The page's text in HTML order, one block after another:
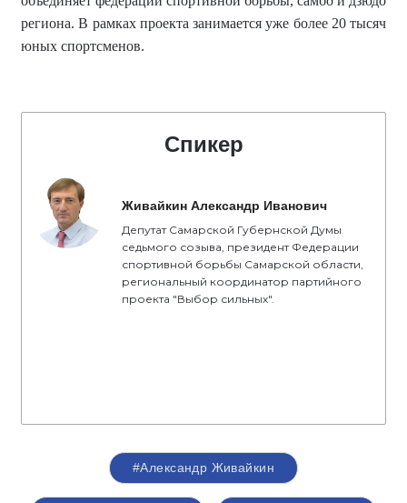
региона. В рамках проекта занимается уже более 20 тысяч
юных спортсменов.
Спикер
Живайкин Александр Иванович
Депутат Самарской Губернской Думы
седьмого созыва, президент Федерации
спортивной борьбы Самарской области,
региональный координатор партийного
проекта "Выбор сильных".
#Александр Живайкин